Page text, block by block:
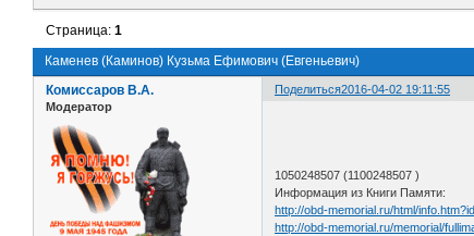
Каменев (Каминов) Кузьма Ефимович (Евгеньевич)
Страница:1
Поделиться2016-04-02 19:11:55
Комиссаров В.А.
Модератор
1050248507 (1100248507 )
Информация из Книги Памяти:
http://obd-memorial.ru/html/
http://obd-memorial.ru/memorial/